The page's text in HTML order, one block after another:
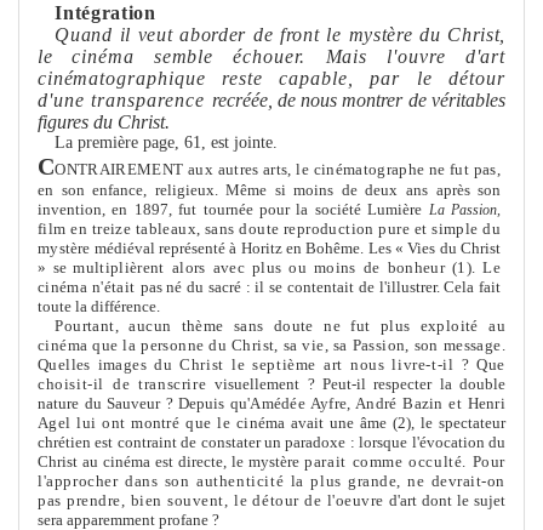
Intégration
Quand il veut aborder de front le mystère du Christ,
lecinéma semble échouer. Mais l'ouvre d'art
cinématogra­phique reste capable, par le détour
d'une transparence recréée, de nous montrer de véritables
figures du Christ.
La première page, 61, est jointe.
CONTRAIREMENT aux autres arts, le cinématographe ne fut pas,
en son enfance, religieux. Même si moins de deux ans après son
invention, en 1897, fut tournée pour la société Lumière La Passion,
film en treize tableaux, sans doute reproduction pure et simple du
mystère médiéval représenté à Horitz en Bohême . Les « Vies du Christ
» semultiplièrent alors avec plus ou moins de bonheur (1). Le
cinéma n'était pas né du sacré : il se contentait de l'illustrer. Cela fait
toute la différence.
Pourtant, aucun thème sans doute ne fut plus exploité au
cinéma que la personne du Christ, sa vie, sa Passion, son message.
Quelles images du Christ le septième art nous livre-t-il ? Que
choisit-il de transcrirevisuellement ? Peut-il respecter la double
nature du Sauveur ? Depuis qu'Amédée Ayfre, André Bazin et Henri
Agel lui ont montré que le ciné­ma avait une âme (2), le spectateur
chrétien est contraint de constater un paradoxe : lorsque l'évocation du
Christ au cinéma est directe, le mystèreparait comme occulté. Pour
l'approcher dans son authenticité la plusgrande, ne devrait-on
pas prendre, bien souvent, le détour de l'oeuvred'art dont le sujet
sera apparemment profane ?